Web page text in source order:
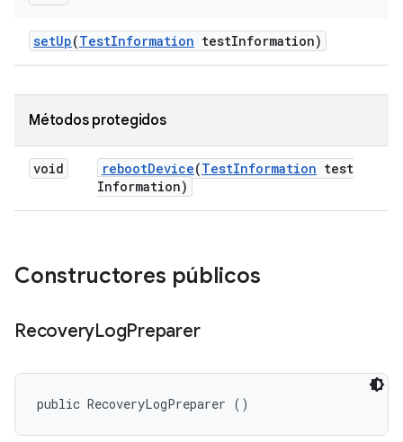
setUp(TestInformation testInformation)
Métodos protegidos
void rebootDevice(TestInformation test
Information)
Constructores públicos
RecoveryLogPreparer
public RecoveryLogPreparer ()